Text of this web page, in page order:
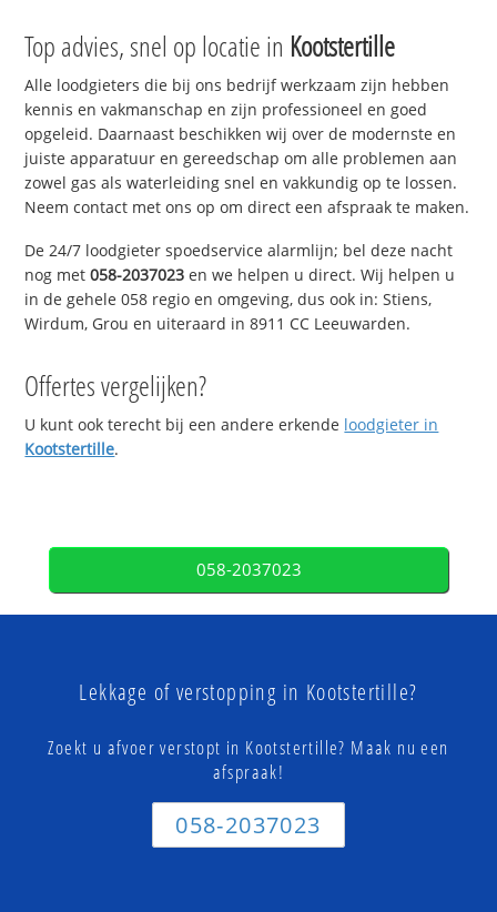
Top advies, snel op locatie in Kootstertille
Alle loodgieters die bij ons bedrijf werkzaam zijn hebben
kennis en vakmanschap en zijn professioneel en goed
opgeleid. Daarnaast beschikken wij over de modernste en
juiste apparatuur en gereedschap om alle problemen aan
zowel gas als waterleiding snel en vakkundig op te lossen.
Neem contact met ons op om direct een afspraak te maken.
De 24/7 loodgieter spoedservice alarmlijn; bel deze nacht
nog met058-2037023 en we helpen u direct. Wij helpen u
in de gehele 058 regio en omgeving, dus ook in: Stiens,
Wirdum, Grou en uiteraard in 8911 CC Leeuwarden.
Offertes vergelijken?
U kunt ook terecht bij een andere erkende loodgieter in
Kootstertille.
058-2037023
Lekkage of verstopping in Kootstertille?
Zoekt u afvoer verstopt in Kootstertille? Maak nu een
afspraak!
058-2037023